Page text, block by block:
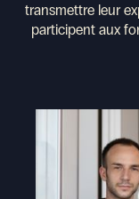
transmettre leur
participent aux